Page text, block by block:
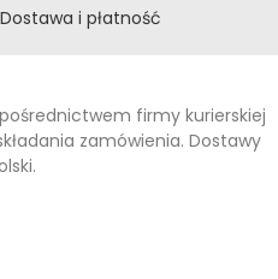
Dostawa i płatność
firmy kurierskiej
zamówienia. Dostawy